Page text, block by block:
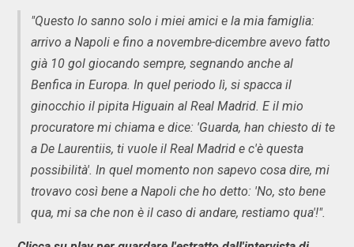
"Questo lo sanno solo i miei amici e la mia famiglia:
arrivo a Napoli e fino a novembre-dicembre avevo fatto
già 10 gol giocando sempre, segnando anche al
Benfica in Europa. In quel periodo lì, si spacca il
ginocchio il pipita Higuain al Real Madrid. E il mio
procuratore mi chiama e dice: 'Guarda, han chiesto di te
a De Laurentiis, ti vuole il Real Madrid e c'è questa
possibilità'. In quel momento non sapevo cosa dire, mi
trovavo così bene a Napoli che ho detto: 'No, sto bene
qua, mi sa che non è il caso di andare, restiamo qua'!".